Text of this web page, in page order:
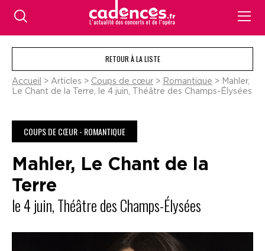
RETOUR À LA LISTE
Accueil > Articles > Coups de cœur > Romantique > Mahler,
Le Chant de la Terre, le 4 juin, Théâtre des Champs-Élysées
COUPS DE CŒUR - ROMANTIQUE
Mahler, Le Chant de la
Terre
le 4 juin, Théâtre des Champs-Élysées